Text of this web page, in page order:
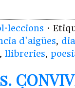
·
d'aigües,
, llibreries,